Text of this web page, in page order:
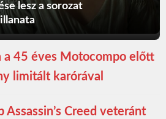
lesz a sorozat
a 45 éves Motocompo előtt
limitált karórával
Creed veteránt